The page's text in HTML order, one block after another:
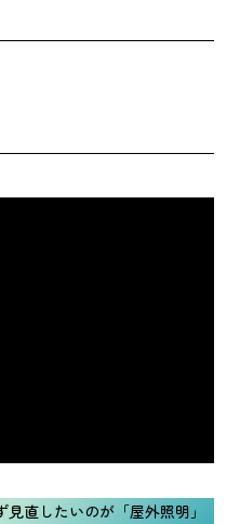
直したいのが「屋外照明」